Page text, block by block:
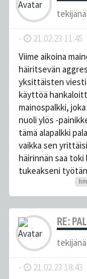
tekijänä
- 21.02.23 11:45
Viime aikoina
häiritsevän
yksittäisten
käyttöä
mainospalkki,
nuoli ylös -
tämä alapalkki
vaikka sen
häirinnän saa
tukeakseni
RE:
tekijänä
- 21.02.23 18:43